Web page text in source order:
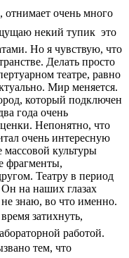
отнимает очень много
некий тупик  это
Но я чувствую, что
Делать просто
театре, равно
Мир меняется.
который подключен
года очень
Непонятно, что
очень интересную
массовой культуры
фрагменты,
Театру в период
на наших глазах
знаю, во что именно.
затихнуть,
работой.
тем, что